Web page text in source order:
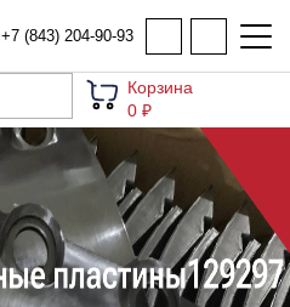
+7 (843) 204-90-93
Корзина
0 ₽